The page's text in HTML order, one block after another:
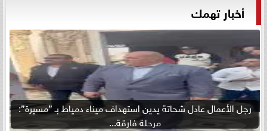
أخبار تهمك
رجل الأعمال عادل شحاتة يدين استهداف ميناء دمياط بـ ”مسيرة”:
مرحلة فارقة...